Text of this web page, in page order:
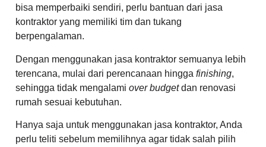
bisa memperbaiki sendiri, perlu bantuan dari jasa
kontraktor yang memiliki tim dan tukang
berpengalaman.
Dengan menggunakan jasa kontraktor semuanya lebih
terencana, mulai dari perencanaan hingga finishing,
sehingga tidak mengalami over budgetdan renovasi
rumah sesuai kebutuhan.
Hanya saja untuk menggunakan jasa kontraktor, Anda
perlu teliti sebelum memilihnya agar tidak salah pilih